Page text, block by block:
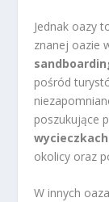
Jednak oazy
znanej oazie
pośród
poszukujące
okolicy oraz
W innych